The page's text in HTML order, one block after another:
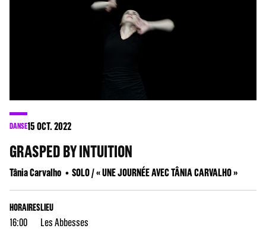
DANSE15OCT. 2022
GRASPED BY INTUITION
Tânia Carvalho SOLO / « UNE JOURNÉE AVEC TÂNIA CARVALHO »
HORAIRES
16:00
LIEU
Les Abbesses